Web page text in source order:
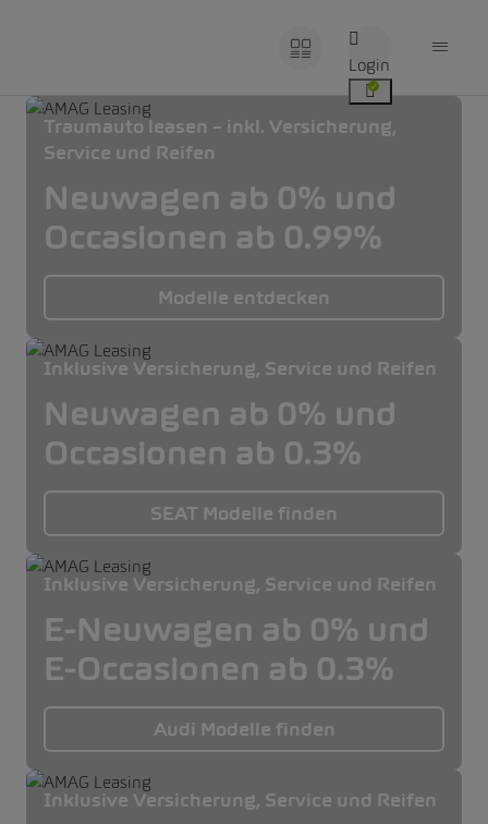
Login
Traumauto leasen – inkl. Versicherung,
Service und Reifen
Neuwagen ab 0% und
Occasionen ab 0.99%
Modelle entdecken
Inklusive Versicherung, Service und Reifen
Neuwagen ab 0% und
Occasionen ab 0.3%
SEAT Modelle finden
Inklusive Versicherung, Service und Reifen
E-Neuwagen ab 0% und
E-Occasionen ab 0.3%
Audi Modelle finden
Inklusive Versicherung, Service und Reifen